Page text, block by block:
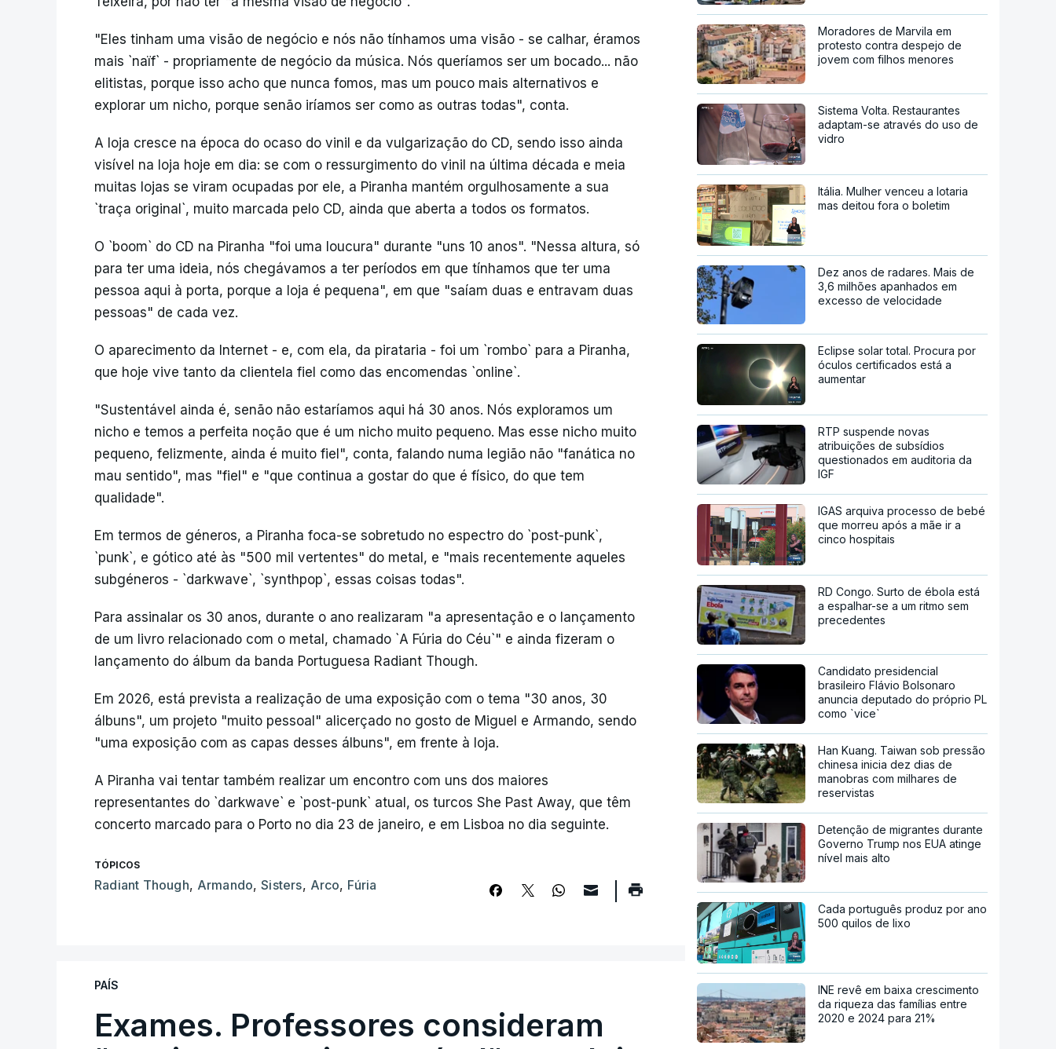
"Eles tinham uma visão de negócio e nós não tínhamos uma visão - se calhar, éramos
mais `naïf` - propriamente de negócio da música. Nós queríamos ser um bocado... não
elitistas, porque isso acho que nunca fomos, mas um pouco mais alternativos e
explorar um nicho, porque senão iríamos ser como as outras todas", conta.
A loja cresce na época do ocaso do vinil e da vulgarização do CD, sendo isso ainda
visível na loja hoje em dia: se com o ressurgimento do vinil na última década e meia
muitas lojas se viram ocupadas por ele, a Piranha mantém orgulhosamente a sua
`traça original`, muito marcada pelo CD, ainda que aberta a todos os formatos.
O `boom` do CD na Piranha "foi uma loucura" durante "uns 10 anos". "Nessa altura, só
para ter uma ideia, nós chegávamos a ter períodos em que tínhamos que ter uma
pessoa aqui à porta, porque a loja é pequena", em que "saíam duas e entravam duas
pessoas" de cada vez.
O aparecimento da Internet - e, com ela, da pirataria - foi um `rombo` para a Piranha,
que hoje vive tanto da clientela fiel como das encomendas `online`.
"Sustentável ainda é, senão não estaríamos aqui há 30 anos. Nós exploramos um
nicho e temos a perfeita noção que é um nicho muito pequeno. Mas esse nicho muito
pequeno, felizmente, ainda é muito fiel", conta, falando numa legião não "fanática no
mau sentido", mas "fiel" e "que continua a gostar do que é físico, do que tem
qualidade".
Em termos de géneros, a Piranha foca-se sobretudo no espectro do `post-punk`,
`punk`, e gótico até às "500 mil vertentes" do metal, e "mais recentemente aqueles
subgéneros - `darkwave`, `synthpop`, essas coisas todas".
Para assinalar os 30 anos, durante o ano realizaram "a apresentação e o lançamento
de um livro relacionado com o metal, chamado `A Fúria do Céu`" e ainda fizeram o
lançamento do álbum da banda Portuguesa Radiant Though.
Em 2026, está prevista a realização de uma exposição com o tema "30 anos, 30
álbuns", um projeto "muito pessoal" alicerçado no gosto de Miguel e Armando, sendo
"uma exposição com as capas desses álbuns", em frente à loja.
A Piranha vai tentar também realizar um encontro com uns dos maiores
representantes do `darkwave` e `post-punk` atual, os turcos She Past Away, que têm
concerto marcado para o Porto no dia 23 de janeiro, e em Lisboa no dia seguinte.
TÓPICOS
Radiant Though, Armando,Sisters, Arco, Fúria
PAÍS
Exames. Professores consideram
Moradores de Marvila em
protesto contra despejo de
jovem com filhos menores
Sistema Volta. Restaurantes
adaptam-se através do uso de
vidro
Itália. Mulher venceu a lotaria
mas deitou fora o boletim
Dez anos de radares. Mais de
3,6 milhões apanhados em
excesso de velocidade
Eclipse solar total. Procura por
óculos certificados está a
aumentar
RTP suspende novas
atribuições de subsídios
questionados em auditoria da
IGF
IGAS arquiva processo de bebé
que morreu após a mãe ir a
cinco hospitais
RD Congo. Surto de ébola está
a espalhar-se a um ritmo sem
precedentes
Candidato presidencial
brasileiro Flávio Bolsonaro
anuncia deputado do próprio PL
como `vice`
Han Kuang. Taiwan sob pressão
chinesa inicia dez dias de
manobras com milhares de
reservistas
Detenção de migrantes durante
Governo Trump nos EUA atinge
nível mais alto
Cada português produz por ano
500 quilos de lixo
INE revê em baixa crescimento
da riqueza das famílias entre
2020 e 2024 para 21%